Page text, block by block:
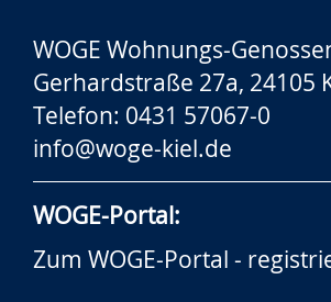
WOGE Wohnungs-
Gerhardstraße 27a, 24105
Telefon: 0431 57067-0
info@woge-kiel.de
WOGE-Portal:
Zum WOGE-Portal -